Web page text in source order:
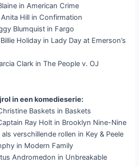
in American Crime
Hill in Confirmation
Blumquist in Fargo
Holiday in Lady Day at Emerson’s
Clark in The People v. OJ
in een komedieserie:
Baskets in Baskets
Ray Holt in Brooklyn Nine-Nine
verschillende rollen in Key & Peele
in Modern Family
Andromedon in Unbreakable